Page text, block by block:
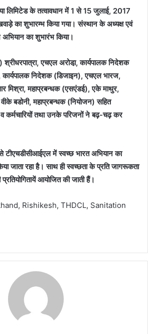
लिमिटेड के तत्वावधान में 1 से 15 जुलाई, 2017
का शुभारम्भ किया गया। संस्थान के अध्यक्ष एवं
का शुभारंभ किया।
एचएल अरोडा़, कार्यपालक निदेशक
कार्यपालक निदेशक (डिजाइन), एचएल भारज,
मिश्रा, महाप्रबन्धक (एसएंडई), एके माथुर,
बडोनी, महाप्रबन्धक (नियोजन) सहित
कर्मचारियों तथा उनके परिजनों ने बढ़-चढ़ कर
टीएचडीसीआईएल में स्वच्छ भारत अभियान का
जाता रहा है। साथ ही स्वच्छता के प्रति जागरूकता
आयोजित की जाती हैं।
Rishikesh, THDCL, Sanitation